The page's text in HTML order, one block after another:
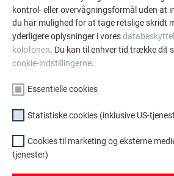
aluminiumoplossingen voor dak,
gevel.
SE FLERE REFERENCER
kontrol- eller overvågningsformål uden at
du har mulighed for at tage retslige skridt
yderligere oplysninger i vores
kolofonen. Du kan til enhver tid trække dit
cookie-indstillingerne.
Essentielle cookies
Statistiske cookies (inklusive US-
Cookies til marketing og eksterne
tjenester)